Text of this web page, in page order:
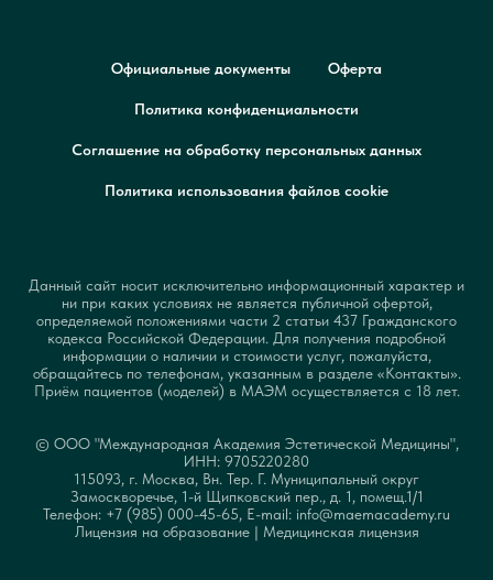
Официальные документы Оферта
Политика конфиденциальности
Соглашение на обработку персональных данных
Политика использования файлов cookie
Данный сайт носит исключительно информационный характер и
ни при каких условиях не является публичной офертой,
определяемой положениями части 2 статьи 437 Гражданского
кодекса Российской Федерации. Для получения подробной
информации о наличии и стоимости услуг, пожалуйста,
обращайтесь по телефонам, указанным в разделе «Контакты».
Приём пациентов (моделей) в МАЭМ осуществляется с 18 лет.
© ООО "Международная Академия Эстетической Медицины",
ИНН: 9705220280
115093, г. Москва, Вн. Тер. Г. Муниципальный округ
Замоскворечье, 1-й Щипковский пер., д. 1, помещ.1/1
Телефон: +7 (985) 000-45-65, E-mail: info@maemacademy.ru
Лицензия на образование| Медицинская лицензия